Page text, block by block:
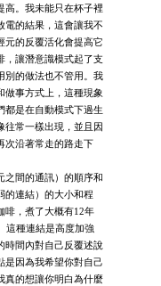
高。我未能只在杯子裡
電的結果，這會讓我不
元的反覆活化會提高它
，讓潛意識模式起了支
別的做法也不管用。我
做事方式上，這種現象
都是在自動模式下過生
往常一樣出現，並且因
次沿著常走的路走下
之間的通訊）的順序和
的連結）的大小和程
啡，煮了大概有12年
這種連結是高度加強
時間內對自己反覆述說
是因為我希望你對自己
真的想讓你明白為什麼